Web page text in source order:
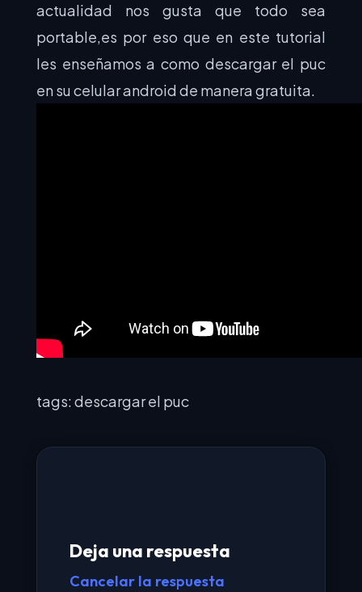
actualidad nos gusta que todo sea
portable,es por eso que en este tutorial
les enseñamos a como descargar el puc
en su celular android de manera gratuita.
tags: descargar el puc
Deja una respuesta
Cancelar la respuesta